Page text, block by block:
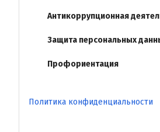
Антикоррупционная
Защита персональных
Профориентация
Политика конфиденциальности